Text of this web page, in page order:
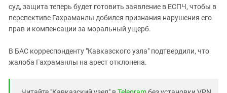
суд, защита теперь будет готовить заявление в ЕСПЧ, чтобы в
перспективе Гахраманлы добился признания нарушения его
прав и компенсации за моральный ущерб.
В БАС корреспонденту "Кавказского узла" подтвердили, что
жалоба Гахраманлы на арест отклонена.